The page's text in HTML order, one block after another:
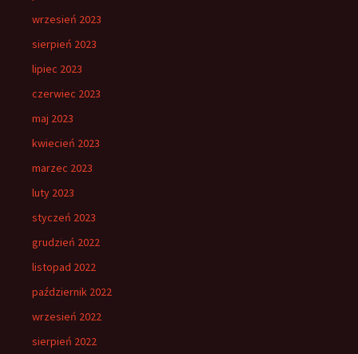
wrzesień 2023
sierpień 2023
lipiec 2023
czerwiec 2023
maj 2023
kwiecień 2023
marzec 2023
luty 2023
styczeń 2023
grudzień 2022
listopad 2022
październik 2022
wrzesień 2022
sierpień 2022